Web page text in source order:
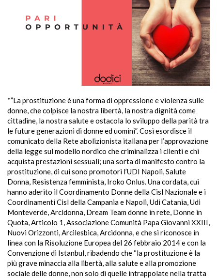
*”La prostituzione è una forma di oppressione e violenza sulle
donne, che colpisce la nostra libertà, la nostra dignità come
cittadine, la nostra salute e ostacola lo sviluppo della parità tra
le future generazioni di donne ed uomini”. Così esordisce il
comunicato della Rete abolizionista italiana per l’approvazione
della legge sul modello nordico che criminalizza i clienti e chi
acquista prestazioni sessuali; una sorta di manifesto contro la
prostituzione, di cui sono promotori l’UDI Napoli, Salute
Donna, Resistenza femminista, Iroko Onlus. Una cordata, cui
hanno aderito il Coordinamento Donne della Cisl Nazionale e i
Coordinamenti Cisl della Campania e Napoli, Udi Catania, Udi
Monteverde, Arcidonna, Dream Team donne in rete, Donne in
Quota, Articolo 1, Associazione Comunità Papa Giovanni XXIII,
Nuovi Orizzonti, Arcilesbica, Arcidonna, e che si riconosce in
linea con la Risoluzione Europea del 26 febbraio 2014 e con la
Convenzione di Istanbul, ribadendo che “la prostituzione è la
più grave minaccia alla libertà, alla salute e alla promozione
sociale delle donne, non solo di quelle intrappolate nella tratta